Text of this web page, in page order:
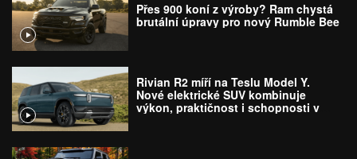
Přes 900 koní z výroby? Ram chystá
brutální úpravy pro nový Rumble Bee
Rivian R2 míří na Teslu Model Y.
Nové elektrické SUV kombinuje
výkon, praktičnost i schopnosti v